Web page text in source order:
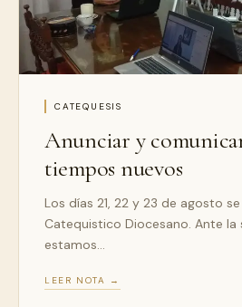
CATEQUESIS
Anunciar y
tiempos nuevos
Los días 21, 22 y 23 de agosto
Catequistico Diocesano. Ante
estamos…
LEER NOTA →